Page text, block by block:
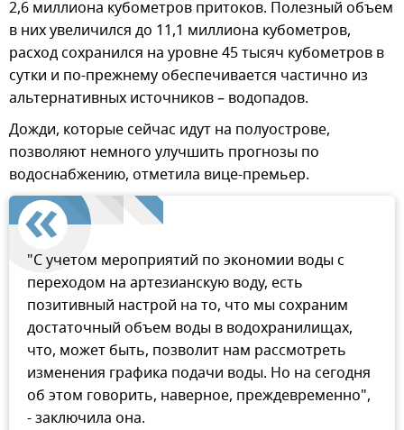
2,6 миллиона кубометров притоков. Полезный объем
в них увеличился до 11,1 миллиона кубометров,
расход сохранился на уровне 45 тысяч кубометров в
сутки и по-прежнему обеспечивается частично из
альтернативных источников – водопадов.
Дожди, которые сейчас идут на полуострове,
позволяют немного улучшить прогнозы по
водоснабжению, отметила вице-премьер.
"С учетом мероприятий по экономии воды с
переходом на артезианскую воду, есть
позитивный настрой на то, что мы сохраним
достаточный объем воды в водохранилищах,
что, может быть, позволит нам рассмотреть
изменения графика подачи воды. Но на сегодня
об этом говорить, наверное, преждевременно",
- заключила она.